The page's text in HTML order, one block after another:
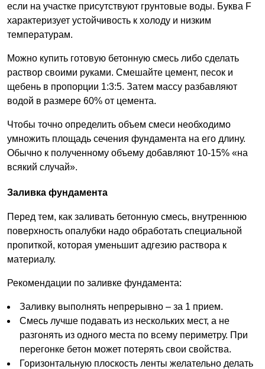
если на участке присутствуют грунтовые воды. Буква F
характеризует устойчивость к холоду и низким
температурам.
Можно купить готовую бетонную смесь либо сделать
раствор своими руками. Смешайте цемент, песок и
щебень в пропорции 1:3:5. Затем массу разбавляют
водой в размере 60% от цемента.
Чтобы точно определить объем смеси необходимо
умножить площадь сечения фундамента на его длину.
Обычно к полученному объему добавляют 10-15% «на
всякий случай».
Заливка фундамента
Перед тем, как заливать бетонную смесь, внутреннюю
поверхность опалубки надо обработать специальной
пропиткой, которая уменьшит адгезию раствора к
материалу.
Рекомендации по заливке фундамента:
Заливку выполнять непрерывно – за 1 прием.
Смесь лучше подавать из нескольких мест, а не
разгонять из одного места по всему периметру. При
перегонке бетон может потерять свои свойства.
Горизонтальную плоскость ленты желательно делать